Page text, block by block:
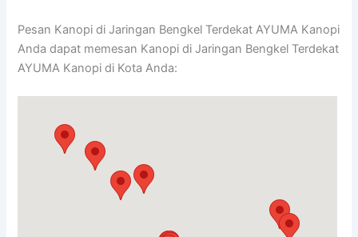
Pesan Kanopi di Jaringan Bengkel Terdekat AYUMA Kanopi
Anda dapat memesan Kanopi di Jaringan Bengkel Terdekat
AYUMA Kanopi di Kota Anda: